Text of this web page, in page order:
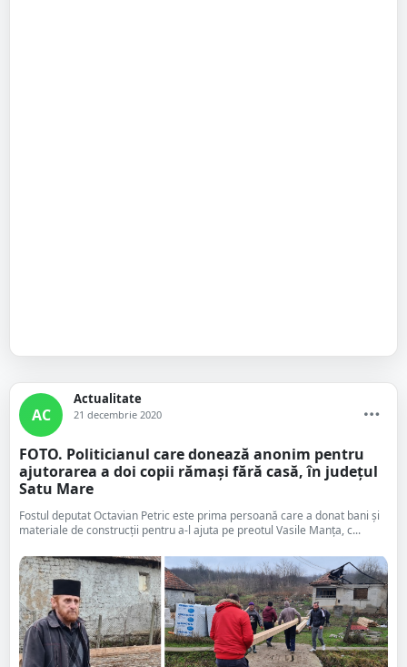
AC
Actualitate
21 decembrie 2020
FOTO. Politicianul care donează anonim pentru
ajutorarea a doi copii rămași fără casă, în județul
Satu Mare
Fostul deputat Octavian Petric este prima persoană care a donat bani și
materiale de construcții pentru a-l ajuta pe preotul Vasile Manța, c...